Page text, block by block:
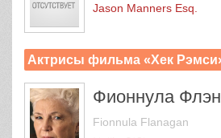
Jason Manners Esq.
Актрисы фильма «Хек
Фионнула
Fionnula Flanagan